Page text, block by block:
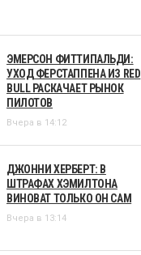
ЭМЕРСОН ФИТТИПАЛЬДИ:
УХОД ФЕРСТАППЕНА ИЗ RED
BULL РАСКАЧАЕТ РЫНОК
ПИЛОТОВ
Вчера в 14:12
ДЖОННИ ХЕРБЕРТ: В
ШТРАФАХ ХЭМИЛТОНА
ВИНОВАТ ТОЛЬКО ОН САМ
Вчера в 13:14